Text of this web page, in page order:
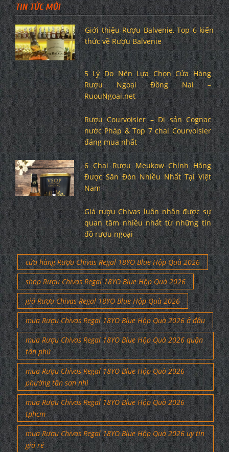
TIN TỨC MỚI
Giới thiệu Rượu Balvenie, Top 6 kiến
thức về Rượu Balvenie
5 Lý Do Nên Lựa Chọn Cửa Hàng
Rượu Ngoại Đồng Nai –
RuouNgoai.net
Rượu Courvoisier – Di sản Cognac
nước Pháp & Top 7 chai Courvoisier
đáng mua nhất
6 Chai Rượu Meukow Chính Hãng
Được Săn Đón Nhiều Nhất Tại Việt
Nam
Giá rượu Chivas luôn nhận được sự
quan tâm nhiều nhất từ những tín
đồ rượu ngoại
cửa hàng Rượu Chivas Regal 18YO Blue Hộp Quà 2026
shop Rượu Chivas Regal 18YO Blue Hộp Quà 2026
giá Rượu Chivas Regal 18YO Blue Hộp Quà 2026
mua Rượu Chivas Regal 18YO Blue Hộp Quà 2026 ở đâu
mua Rượu Chivas Regal 18YO Blue Hộp Quà 2026 quận
tân phú
mua Rượu Chivas Regal 18YO Blue Hộp Quà 2026
phường tân sơn nhì
mua Rượu Chivas Regal 18YO Blue Hộp Quà 2026
tphcm
mua Rượu Chivas Regal 18YO Blue Hộp Quà 2026 uy tín
giá rẻ